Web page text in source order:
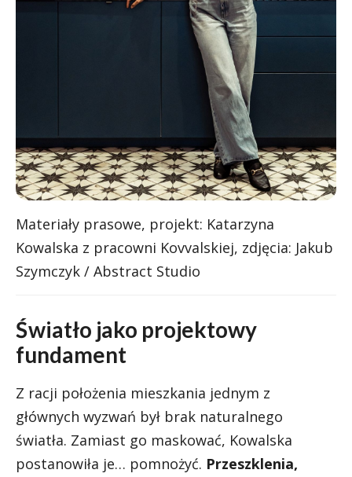
Materiały prasowe, projekt: Katarzyna
Kowalska z pracowni Kovvalskiej, zdjęcia: Jakub
Szymczyk / Abstract Studio
Światło jako projektowy
fundament
Z racji położenia mieszkania jednym z
głównych wyzwań był brak naturalnego
światła. Zamiast go maskować, Kowalska
postanowiła je… pomnożyć. Przeszklenia,